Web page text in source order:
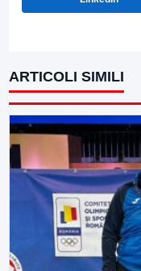
ARTICOLI SIMILI